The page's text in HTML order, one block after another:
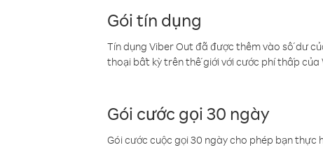
Gói tín dụng
Tín dụng Viber Out đã được thêm vào số dư
thoại bất kỳ trên thế giới với cước phí thấp của
Gói cước gọi 30 ngày
Gói cước cuộc gọi 30 ngày cho phép bạn